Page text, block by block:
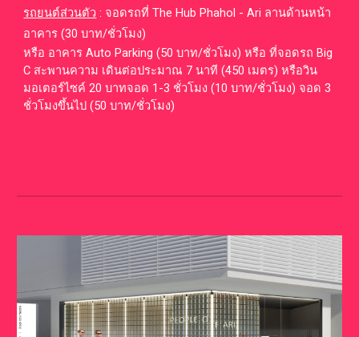
รถยนต์ส่วนตัว : จอดรถที่ The Hub Phahol - Ari ลานด้านหน้า
อาคาร (30 บาท/ชั่วโมง)
หรือ อาคาร Auto Parking (50 บาท/ชั่วโมง) หรือ ที่จอดรถ Big
C สะพานความ เดินต่อประมาณ 7 นาที (450 เมตร) หรือวิน
มอเตอร์ไซค์ 20 บาทจอด 1-3 ชั่วโมง (10 บาท/ชั่วโมง) จอด 3
ชั่วโมงขึ้นไป (50 บาท/ชั่วโมง)